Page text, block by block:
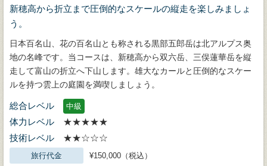
新穂高から折立まで圧倒的なスケールの縦走を楽しみましょ
う。
日本百名山、花の百名山とも称される黒部五郎岳は北アルプス奥
地の名峰です。当コースは、新穂高から双六岳、三俣蓮華岳を縦
走して富山の折立へ下山します。雄大なカールと圧倒的なスケー
ルを持つ雲上の庭園を満喫しましょう。
総合レベル 中級
体力レベル
★★★★★
技術レベル
★★☆☆☆
旅行代金 ¥150,000（税込）